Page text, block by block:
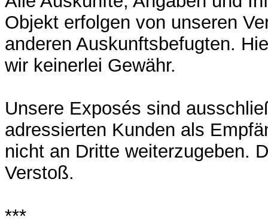
Objekt erfolgen von unseren
anderen Auskunftsbefugten.
wir keinerlei Gewähr.
Unsere Exposés sind
adressierten Kunden als
nicht an Dritte weiterzugeben.
Verstoß.
***